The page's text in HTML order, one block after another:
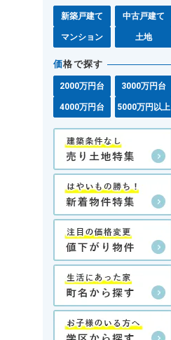
新築戸建て 中古戸建て
マンション 土地
価格で探す
2000万円台 3000万円台
4000万円台 5000万円以上